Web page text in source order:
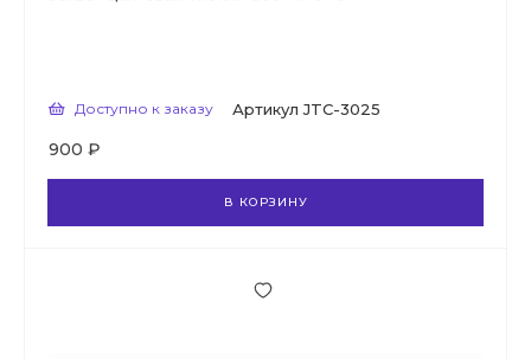
Доступно к заказу Артикул JTC-3025
900 ₽
В КОРЗИНУ